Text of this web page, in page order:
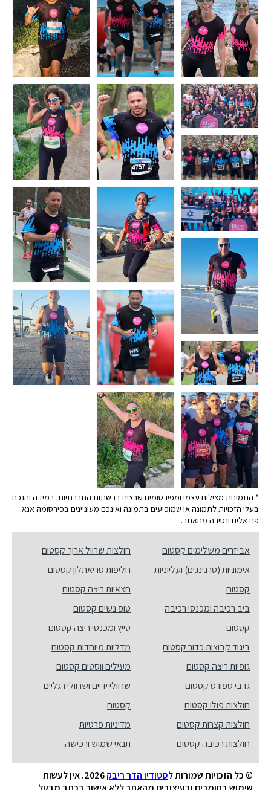
* התמונות מצילום עצמי ומפירסומים שרצים ברשתות החברתיות. במידה והנכם
בעלי הזכויות לתמונה או שמופיעים בתמונה ואינכם מעוניינים בפירסומה אנא
פנו אלינו ונסירה מהאתר.
אביזרים משלימים קסטום
אימוניות (טרנינגים) ועליוניות
קסטום
ביב רכיבה ומכנסי רכיבה
קסטום
ביגוד קבוצות כדור קסטום
גופיות ריצה קסטום
גרבי ספורט קסטום
חולצות פולו קסטום
חולצות קצרות קסטום
חולצות רכיבה קסטום
חולצות שרוול ארוך קסטום
חליפות טריאתלון קסטום
חצאיות ריצה קסטום
טופ נשים קסטום
טייץ ומכנסי ריצה קסטום
מדליות מיוחדות קסטום
מעילים ווסטים קסטום
שרוולי ידיים ושרוולי רגליים
קסטום
מדיניות פרטיות
תנאי שמוש ורכישה
© כל הזכויות שמורות לסטודיו הדר ריבק
2026. אין לעשות